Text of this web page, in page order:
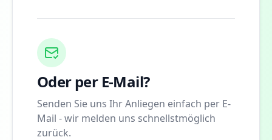
Oder per E-Mail?
Senden Sie uns Ihr Anliegen einfach per E-
Mail - wir melden uns schnellstmöglich
zurück.